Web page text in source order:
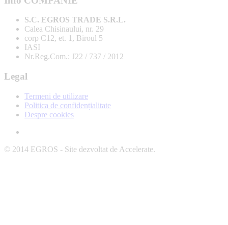
S.C. EGROS TRADE S.R.L.
Calea Chisinaului, nr. 29
corp C12, et. 1, Biroul 5
IASI
Nr.Reg.Com.: J22 / 737 / 2012
Legal
Termeni de utilizare
Politica de confidențialitate
Despre cookies
© 2014 EGROS - Site dezvoltat de Accelerate.